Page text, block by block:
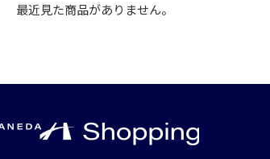
最近見た商品がありません。